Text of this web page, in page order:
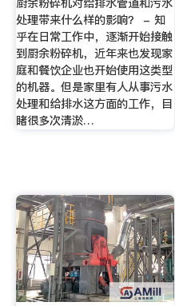
处理带来什么样的影响？ - 知
乎在日常工作中，逐渐开始接触
到厨余粉碎机，近年来也发现家
庭和餐饮企业也开始使用这类型
的机器。但是家里有人从事污水
处理和给排水这方面的工作，目
睹很多次清淤…